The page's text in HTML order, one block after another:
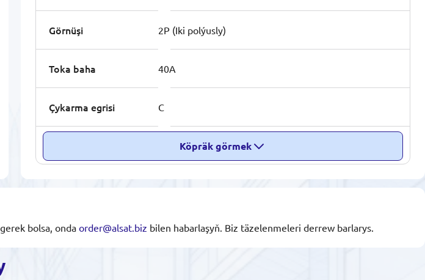
Görnüşi 2P (Iki polýusly)
Toka baha 40A
Çykarma egrisi C
Köpräk görmek
bolsa, onda order@alsat.biz bilen habarlaşyň. Biz täzelenmeleri derrew barlarys.